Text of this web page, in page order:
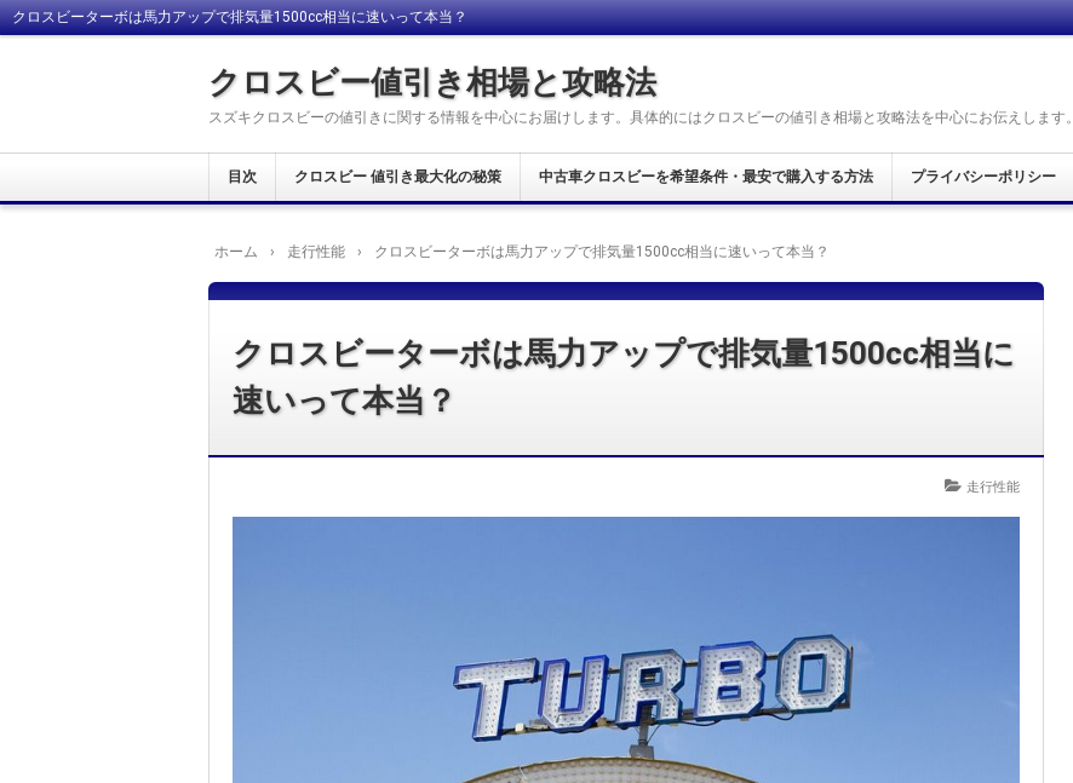
クロスビーターボは馬力アップで排気量1500cc相当に速いって本当？
クロスビー値引き相場と攻略法
スズキクロスビーの値引きに関する情報を中心にお届けします。具体的にはクロスビーの値引き相場と攻略法を中心にお伝えします。
目次 クロスビー 値引き最大化の秘策 中古車クロスビーを希望条件・最安で購入する方法 プライバシーポリシー
ホーム › 走行性能 › クロスビーターボは馬力アップで排気量1500cc相当に速いって本当？
クロスビーターボは馬力アップで排気量1500cc相当に
速いって本当？
走行性能